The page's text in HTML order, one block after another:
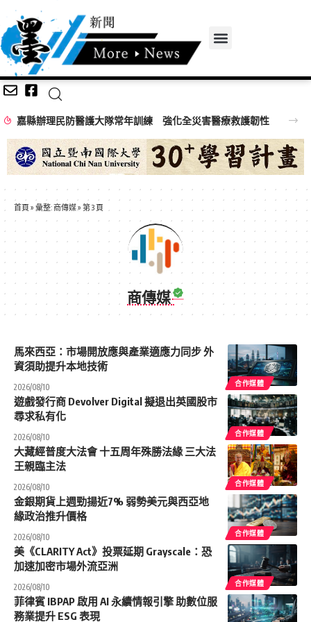
嘉縣辦理民防醫護大隊常年訓練 強化全災害醫療救護韌性
首頁 » 彙整: 商傳媒» 第 3 頁
商傳媒
合作媒體
馬來西亞：市場開放應與產業適應力同步 外
資須助提升本地技術
2026/08/10
合作媒體
遊戲發行商 Devolver Digital 擬退出英國股市
尋求私有化
2026/08/10
合作媒體
大藏經普度大法會 十五周年殊勝法緣 三大法
王親臨主法
2026/08/10
合作媒體
金銀期貨上週勁揚近7% 弱勢美元與西亞地
緣政治推升價格
2026/08/10
合作媒體
美《CLARITY Act》投票延期 Grayscale：恐
加速加密市場外流亞洲
2026/08/10
菲律賓 IBPAP 啟用 AI 永續情報引擎 助數位服
務業提升 ESG 表現